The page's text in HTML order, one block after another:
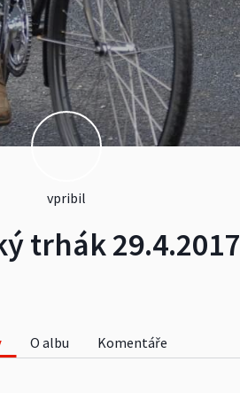
vpribil
trhák 29.4.2017
O albu Komentáře